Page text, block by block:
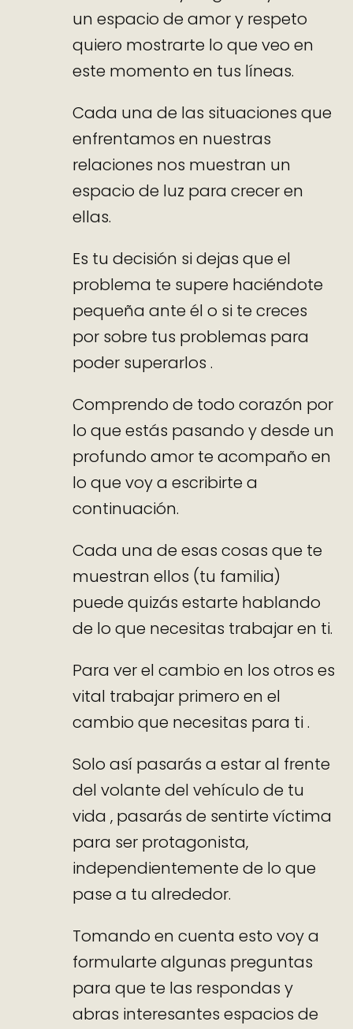
un espacio de amor y respeto
quiero mostrarte lo que veo en
este momento en tus líneas.
Cada una de las situaciones que
enfrentamos en nuestras
relaciones nos muestran un
espacio de luz para crecer en
ellas.
Es tu decisión si dejas que el
problema te supere haciéndote
pequeña ante él o si te creces
por sobre tus problemas para
poder superarlos .
Comprendo de todo corazón por
lo que estás pasando y desde un
profundo amor te acompaño en
lo que voy a escribirte a
continuación.
Cada una de esas cosas que te
muestran ellos (tu familia)
puede quizás estarte hablando
de lo que necesitas trabajar en ti.
Para ver el cambio en los otros es
vital trabajar primero en el
cambio que necesitas para ti .
Solo así pasarás a estar al frente
del volante del vehículo de tu
vida , pasarás de sentirte víctima
para ser protagonista,
independientemente de lo que
pase a tu alrededor.
Tomando en cuenta esto voy a
formularte algunas preguntas
para que te las respondas y
abras interesantes espacios de